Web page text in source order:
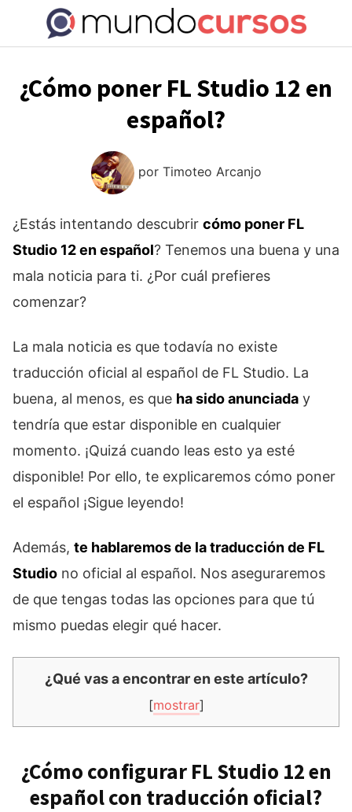
contenido
¿Cómo poner FL Studio 12 en
español?
por Timoteo Arcanjo
¿Estás intentando descubrir cómo poner FL
Studio 12 en español? Tenemos una buena y una
mala noticia para ti. ¿Por cuál prefieres
comenzar?
La mala noticia es que todavía no existe
traducción oficial al español de FL Studio. La
buena, al menos, es que ha sido anunciada y
tendría que estar disponible en cualquier
momento. ¡Quizá cuando leas esto ya esté
disponible! Por ello, te explicaremos cómo poner
el español ¡Sigue leyendo!
Además, te hablaremos de la traducción de FL
Studio no oficial al español. Nos aseguraremos
de que tengas todas las opciones para que tú
mismo puedas elegir qué hacer.
¿Qué vas a encontrar en este artículo?
[mostrar]
¿Cómo configurar FL Studio 12 en
español con traducción oficial?